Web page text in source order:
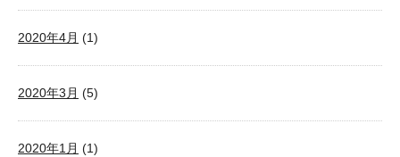
2020年4月 (1)
2020年3月 (5)
2020年1月 (1)